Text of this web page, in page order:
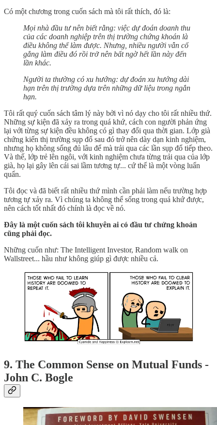
Có một chương trong cuốn sách mà tôi rất thích, đó là:
Mọi nhà đầu tư nên biết rằng: việc dự đoán doanh thu
của các doanh nghiệp trên thị trường chứng khoán là
điều không thể làm được. Nhưng, nhiều người vẫn cố
gắng làm điều đó rồi trở nên bất ngờ hết lần này đến
lần khác.
Người ta thường có xu hướng: dự đoán xu hướng dài
hạn trên thị trường dựa trên những dữ liệu trong ngắn
hạn.
Tôi rất quý cuốn sách tâm lý này bởi vì nó dạy cho tôi rất nhiều thứ.
Những sự kiện đã xảy ra trong quá khứ, cách con người phản ứng
lại với từng sự kiện đều không có gì thay đổi qua thời gian. Lớp già
chứng kiến thị trường sụp đổ sau đó trở nên dày dạn kinh nghiệm,
nhưng họ không sống đủ lâu để mà trải qua các lần sụp đổ tiếp theo.
Và thế, lớp trẻ lên ngôi, với kinh nghiệm chưa từng trải qua của lớp
già, họ lại gây lên cái sai lầm tương tự... cứ thế là một vòng luẩn
quẩn.
Tôi đọc và đã biết rất nhiều thứ mình cần phải làm nếu trường hợp
tương tự xảy ra. Vì chúng ta không thể sống trong quá khứ được,
nên cách tốt nhất đó chính là đọc về nó.
Đây là một cuốn sách tôi khuyên ai có đầu tư chứng khoán
cũng phải đọc.
Những cuốn như: The Intelligent Investor, Random walk on
Wallstreet... hầu như không giúp gì được nhiều cả.
9. The Common Sense on Mutual Funds -
John C. Bogle